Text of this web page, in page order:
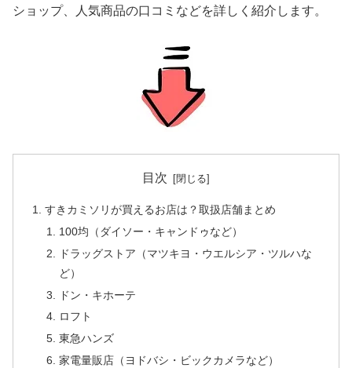
ショップ、人気商品の口コミなどを詳しく紹介します。
目次
すきカミソリが買えるお店は？取扱店舗まとめ
100均（ダイソー・キャンドゥなど）
ドラッグストア（マツキヨ・ウエルシア・ツルハな
ど）
ドン・キホーテ
ロフト
東急ハンズ
家電量販店（ヨドバシ・ビックカメラなど）